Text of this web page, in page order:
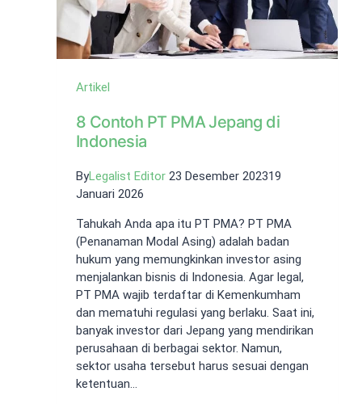
Artikel
8 Contoh PT PMA Jepang di
Indonesia
ByLegalist Editor 23 Desember 202319
Januari 2026
Tahukah Anda apa itu PT PMA? PT PMA
(Penanaman Modal Asing) adalah badan
hukum yang memungkinkan investor asing
menjalankan bisnis di Indonesia. Agar legal,
PT PMA wajib terdaftar di Kemenkumham
dan mematuhi regulasi yang berlaku. Saat ini,
banyak investor dari Jepang yang mendirikan
perusahaan di berbagai sektor. Namun,
sektor usaha tersebut harus sesuai dengan
ketentuan…